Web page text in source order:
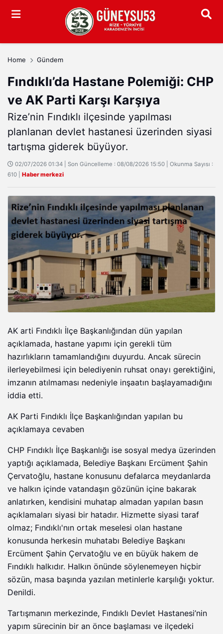
Arama
Home Gündem
Fındıklı’da Hastane Polemiği: CHP
ve AK Parti Karşı Karşıya
Rize’nin Fındıklı ilçesinde yapılması
planlanan devlet hastanesi üzerinden siyasi
tartışma giderek büyüyor.
02/07/2026 01:34 | Son Güncelleme : 08/08/2026 15:50 | Okunma Sayısı :
610 | Haber merkezi
AK arti Fındıklı İlçe Başkanlığından dün yapılan
açıklamada, hastane yapımı için gerekli tüm
hazırlıkların tamamlandığını duyurdu. Ancak sürecin
ilerleyebilmesi için belediyenin ruhsat onayı gerektiğini,
imzanın atılmaması nedeniyle inşaatın başlayamadığını
iddia etti.
AK Parti Fındıklı İlçe Başkanlığından yapılan bu
açıklamaya cevaben
CHP Fındıklı İlçe Başkanlığı ise sosyal medya üzerinden
yaptığı açıklamada, Belediye Başkanı Ercüment Şahin
Çervatoğlu, hastane konusunu defalarca meydanlarda
ve halkın içinde vatandaşın gözünün içine bakarak
anlatırken, kendisini muhatap almadan yapılan basın
açıklamaları siyasi bir hatadır. Hizmette siyasi taraf
olmaz; Fındıklı'nın ortak meselesi olan hastane
konusunda herkesin muhatabı Belediye Başkanı
Ercüment Şahin Çervatoğlu ve en büyük hakem de
Fındıklı halkıdır. Halkın önünde söylenemeyen hiçbir
sözün, masa başında yazılan metinlerle karşılığı yoktur.
Denildi.
Tartışmanın merkezinde, Fındıklı Devlet Hastanesi’nin
yapım sürecinin bir an önce başlaması ve ilçedeki